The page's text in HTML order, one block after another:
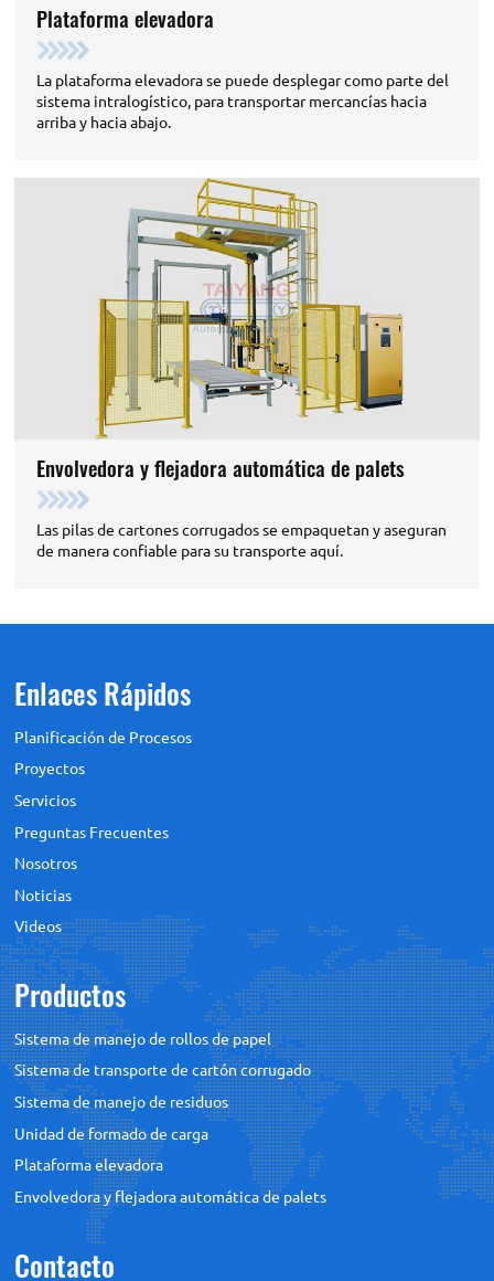
Plataforma elevadora
La plataforma elevadora se puede desplegar como parte del
sistema intralogístico, para transportar mercancías hacia
arriba y hacia abajo.
Envolvedora y flejadora automática de palets
Las pilas de cartones corrugados se empaquetan y aseguran
de manera confiable para su transporte aquí.
Enlaces Rápidos
Planificación de Procesos
Proyectos
Servicios
Preguntas Frecuentes
Nosotros
Noticias
Videos
Productos
Sistema de manejo de rollos de papel
Sistema de transporte de cartón corrugado
Sistema de manejo de residuos
Unidad de formado de carga
Plataforma elevadora
Envolvedora y flejadora automática de palets
Contacto